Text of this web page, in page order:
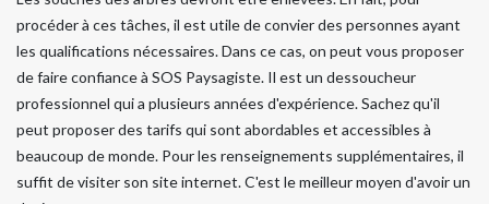
procéder à ces tâches, il est utile de convier des personnes ayant
les qualifications nécessaires. Dans ce cas, on peut vous proposer
de faire confiance à SOS Paysagiste. Il est un dessoucheur
professionnel qui a plusieurs années d'expérience. Sachez qu'il
peut proposer des tarifs qui sont abordables et accessibles à
beaucoup de monde. Pour les renseignements supplémentaires, il
suffit de visiter son site internet. C'est le meilleur moyen d'avoir un